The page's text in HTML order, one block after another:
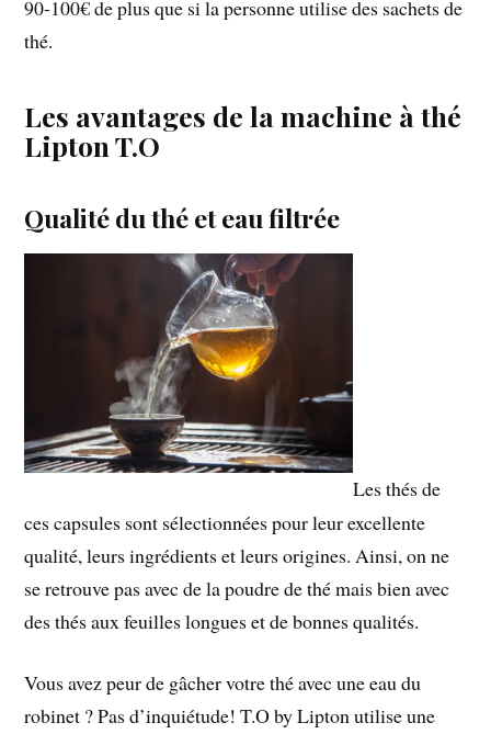
90-100€ de plus que si la personne utilise des sachets de
thé.
Les avantages de la machine à thé
Lipton T.O
Qualité du thé et eau filtrée
Les thés de
ces capsules sont sélectionnées pour leur excellente
qualité, leurs ingrédients et leurs origines. Ainsi, on ne
se retrouve pas avec de la poudre de thé mais bien avec
des thés aux feuilles longues et de bonnes qualités.
Vous avez peur de gâcher votre thé avec une eau du
robinet ? Pas d’inquiétude! T.O by Lipton utilise une